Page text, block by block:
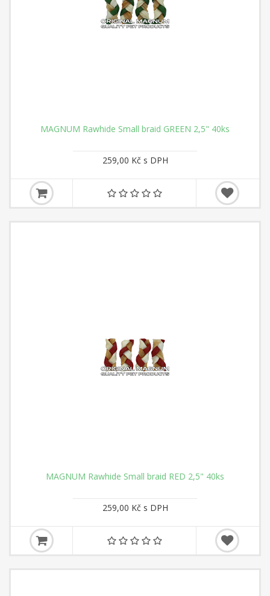
MAGNUM Rawhide Small braid GREEN 2,5" 40ks
259,00 Kč s DPH
MAGNUM Rawhide Small braid RED 2,5" 40ks
259,00 Kč s DPH